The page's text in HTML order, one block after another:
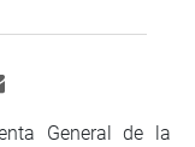
General de la